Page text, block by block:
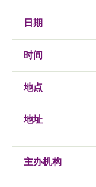
日期
时间
地点
地址
主办机构